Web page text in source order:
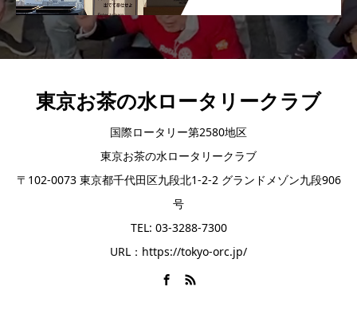
東京お茶の水ロータリークラブ
国際ロータリー第2580地区
東京お茶の水ロータリークラブ
〒102-0073 東京都千代田区九段北1-2-2 グランドメゾン九段906
号
TEL: 03-3288-7300
URL：https://tokyo-orc.jp/